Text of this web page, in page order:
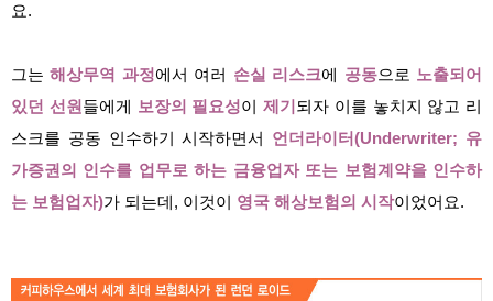
요.
그는해상무역 과정에서 여러 손실 리스크에 공동으로 노출되어
있던 선원 들에게 보장의 필요성이 제기 되자 이를 놓치지 않고 리
스크를 공동 인수하기 시작하면서 언더라이터(Underwriter; 유
가증권의 인수를 업무로 하는 금융업자 또는 보험계약을 인수하
는 보험업자)가 되는데, 이것이 영국 해상보험의 시작이었어요.